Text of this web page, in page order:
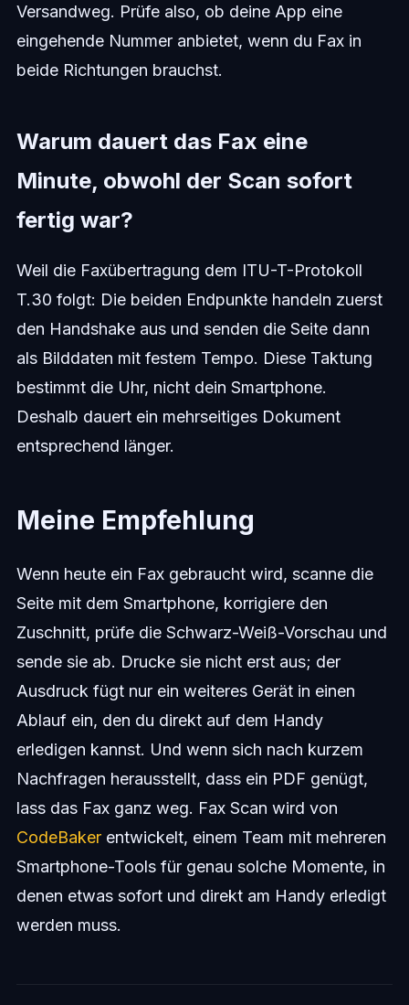
Versandweg. Prüfe also, ob deine App eine
eingehende Nummer anbietet, wenn du Fax in
beide Richtungen brauchst.
Warum dauert das Fax eine
Minute, obwohl der Scan sofort
fertig war?
Weil die Faxübertragung dem ITU-T-Protokoll
T.30 folgt: Die beiden Endpunkte handeln zuerst
den Handshake aus und senden die Seite dann
als Bilddaten mit festem Tempo. Diese Taktung
bestimmt die Uhr, nicht dein Smartphone.
Deshalb dauert ein mehrseitiges Dokument
entsprechend länger.
Meine Empfehlung
Wenn heute ein Fax gebraucht wird, scanne die
Seite mit dem Smartphone, korrigiere den
Zuschnitt, prüfe die Schwarz-Weiß-Vorschau und
sende sie ab. Drucke sie nicht erst aus; der
Ausdruck fügt nur ein weiteres Gerät in einen
Ablauf ein, den du direkt auf dem Handy
erledigen kannst. Und wenn sich nach kurzem
Nachfragen herausstellt, dass ein PDF genügt,
lass das Fax ganz weg. Fax Scan wird von
CodeBakerentwickelt, einem Team mit mehreren
Smartphone-Tools für genau solche Momente, in
denen etwas sofort und direkt am Handy erledigt
werden muss.